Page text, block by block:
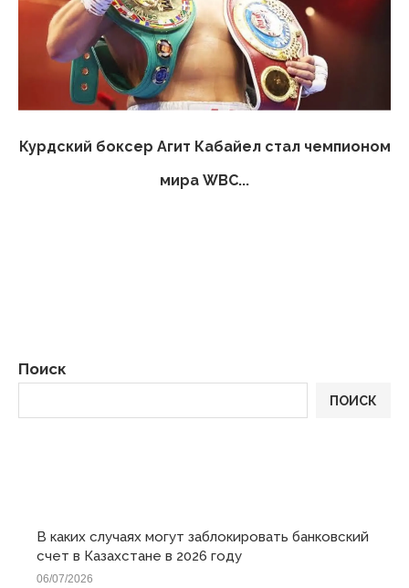
Курдский боксер Агит Кабайел стал чемпионом
мира WBC...
Поиск
ПОИСК
В каких случаях могут заблокировать банковский
счет в Казахстане в 2026 году
06/07/2026